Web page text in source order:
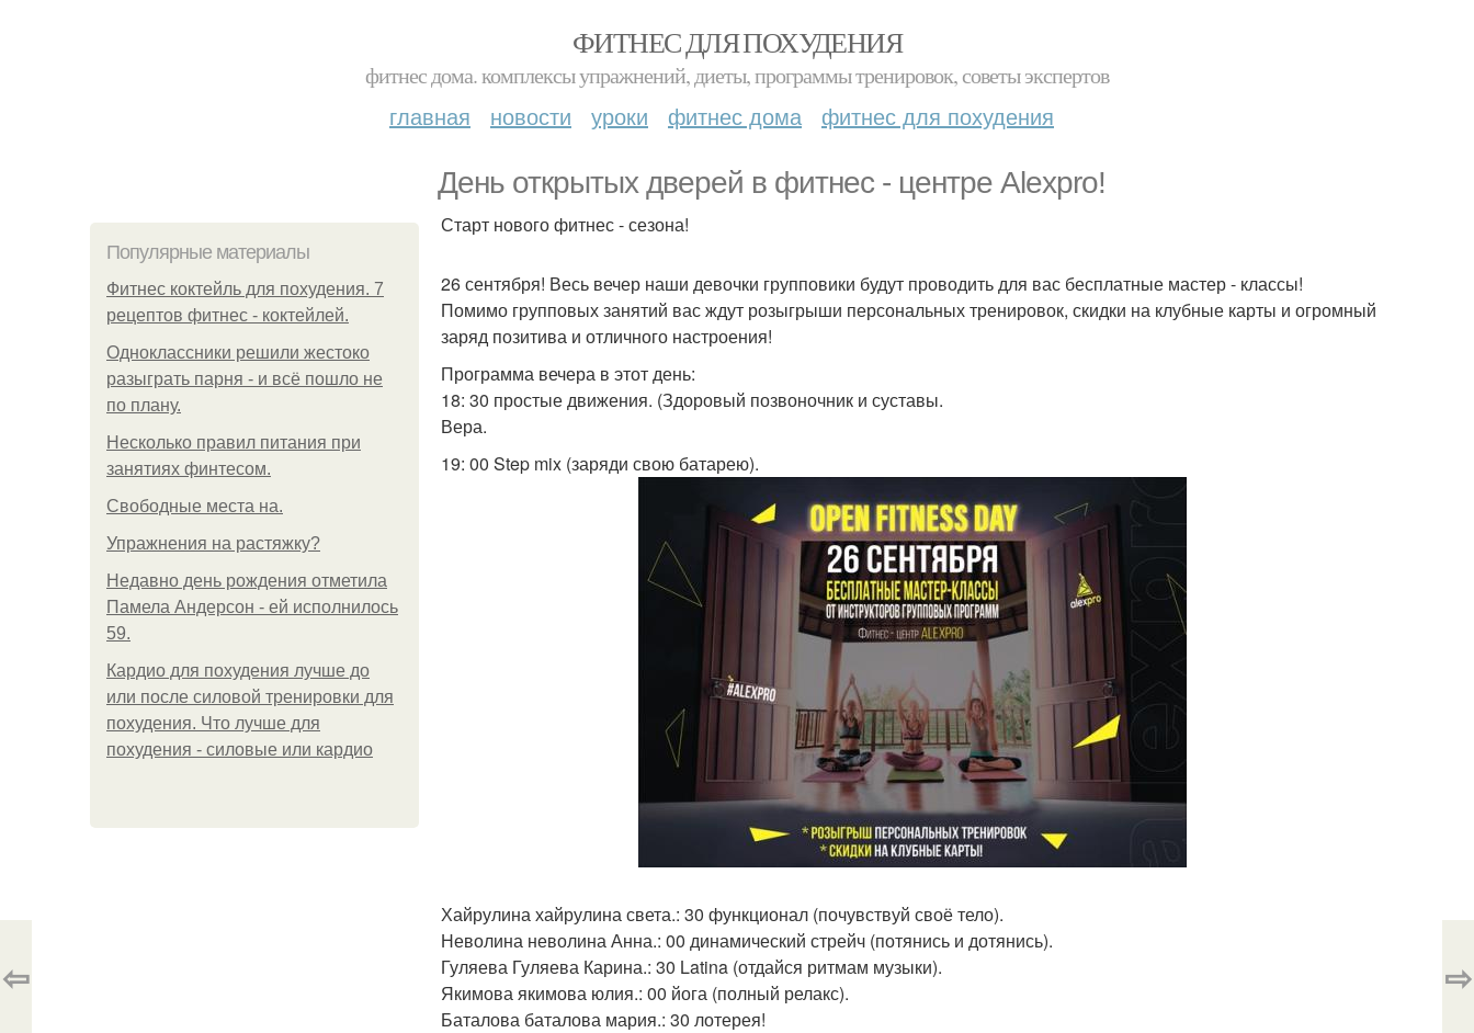
ФИТНЕС ДЛЯ ПОХУДЕНИЯ
фитнес дома. комплексы упражнений, диеты, программы тренировок, советы экспертов
главная новости уроки фитнес дома фитнес для похудения
День открытых дверей в фитнес - центре Alexpro!
Популярные материалы
Фитнес коктейль для похудения. 7
рецептов фитнес - коктейлей.
Одноклассники решили жестоко
разыграть парня - и всё пошло не
по плану.
Несколько правил питания при
занятиях финтесом.
Свободные места на.
Упражнения на растяжку?
Недавно день рождения отметила
Памела Андерсон - ей исполнилось
59.
Кардио для похудения лучше до
или после силовой тренировки для
похудения. Что лучше для
похудения - силовые или кардио
Старт нового фитнес - сезона!
26 сентября! Весь вечер наши девочки групповики будут проводить для вас бесплатные мастер - классы!
Помимо групповых занятий вас ждут розыгрыши персональных тренировок, скидки на клубные карты и огромный
заряд позитива и отличного настроения!
Программа вечера в этот день:
18: 30 простые движения. (Здоровый позвоночник и суставы.
Вера.
19: 00 Step mix (заряди свою батарею).
Хайрулина хайрулина света.: 30 функционал (почувствуй своё тело).
Неволина неволина Анна.: 00 динамический стрейч (потянись и дотянись).
Гуляева Гуляева Карина.: 30 Latina (отдайся ритмам музыки).
Якимова якимова юлия.: 00 йога (полный релакс).
Баталова баталова мария.: 30 лотерея!
⇦ ⇨